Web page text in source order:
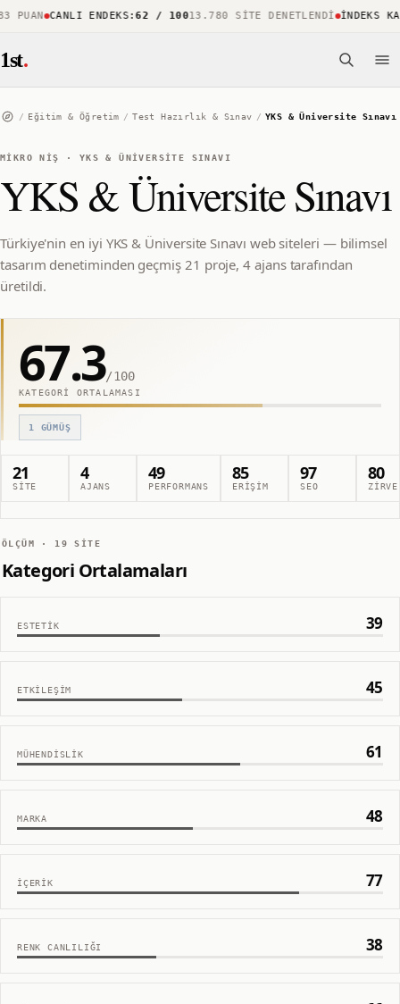
CANLI ENDEKS:62 / 10013.780 SITE DENETLENDI İNDEKS
1st.
/ Eğitim & Öğretim / Test Hazırlık & Sınav / YKS & Üniversite Sınavı
MIKRO NIŞ · YKS & ÜNIVERSITE SINAVI
YKS & Üniversite Sınavı
Türkiye'nin en iyi YKS & Üniversite Sınavı web siteleri — bilimsel
tasarım denetiminden geçmiş 21 proje, 4 ajans tarafından
üretildi.
67.3/100
KATEGORI ORTALAMASI
1 GÜMÜŞ
21
SITE
4
AJANS
49
PERFORMANS
85
ERIŞIM
97
SEO
80
ZIRVE
ÖLÇÜM · 19 SITE
Kategori Ortalamaları
ESTETIK 39
ETKILEŞIM 45
MÜHENDISLIK 61
MARKA 48
İÇERIK 77
RENK CANLILIĞI 38